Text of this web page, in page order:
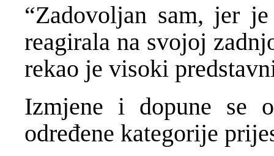
“Zadovoljan sam, jer
reagirala na svojoj
rekao je visoki
Izmjene i dopune se
određene kategorije